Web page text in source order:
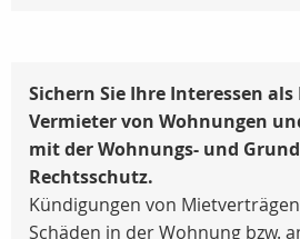
Sichern Sie Ihre Interessen
Vermieter von Wohnungen
mit der Wohnungs- und
Rechtsschutz.
Kündigungen von
Schäden in der Wohnung bzw.